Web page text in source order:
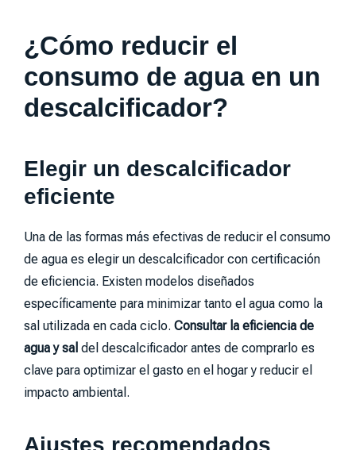
¿Cómo reducir el
consumo de agua en un
descalcificador?
Elegir un descalcificador
eficiente
Una de las formas más efectivas de reducir el consumo
de agua es elegir un descalcificador con certificación
de eficiencia. Existen modelos diseñados
específicamente para minimizar tanto el agua como la
sal utilizada en cada ciclo. Consultar la eficiencia de
agua y sal del descalcificador antes de comprarlo es
clave para optimizar el gasto en el hogar y reducir el
impacto ambiental.
Ajustes recomendados